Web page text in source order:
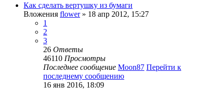
Как сделать вертушку из бумаги
Вложения flower» 18 апр 2012, 15:27
1
2
3
26 Ответы
46110 Просмотры
Последнее сообщение Moon87 Перейти к
последнему сообщению
16 янв 2016, 18:09